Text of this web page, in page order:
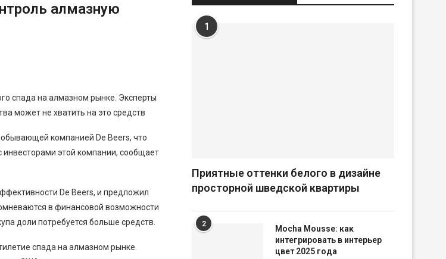
алмазную
спада на алмазном рынке. Эксперты
может не хватить на это средств
компанией De Beers, что
этой компании, сообщает
De Beers, и предложил
в финансовой возможности
доли потребуется больше средств.
спада на алмазном рынке.
1
Приятные оттенки белого в дизайне
просторной шведской квартиры
2
Mocha Mousse: как
интегрировать в интерьер
цвет 2025 года